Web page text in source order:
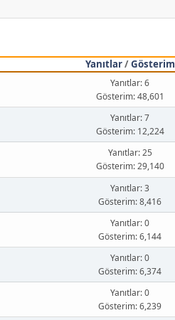
Yanıtlar/Gösterim
Yanıtlar: 6
Gösterim: 48,601
Yanıtlar: 7
Gösterim: 12,224
Yanıtlar: 25
Gösterim: 29,140
Yanıtlar: 3
Gösterim: 8,416
Yanıtlar: 0
Gösterim: 6,144
Yanıtlar: 0
Gösterim: 6,374
Yanıtlar: 0
Gösterim: 6,239